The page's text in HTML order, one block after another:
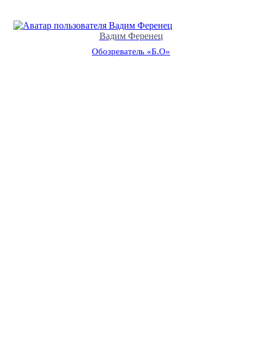
Вадим Ференец
Обозреватель «Б.О»